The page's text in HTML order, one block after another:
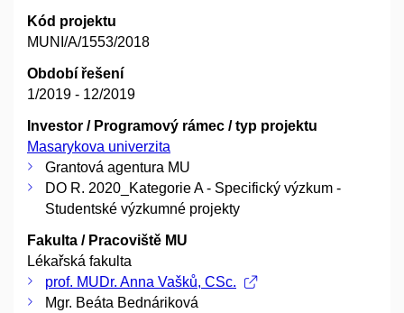
Kód projektu
MUNI/A/1553/2018
Období řešení
1/2019 - 12/2019
Investor / Programový rámec / typ projektu
Masarykova univerzita
Grantová agentura MU
DO R. 2020_Kategorie A - Specifický výzkum -
Studentské výzkumné projekty
Fakulta / Pracoviště MU
Lékařská fakulta
prof. MUDr. Anna Vašků, CSc.
Mgr. Beáta Bednáriková